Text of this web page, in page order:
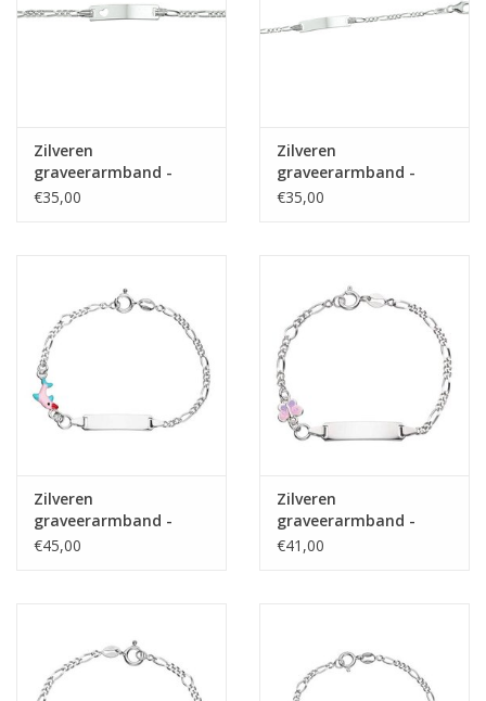
Zilveren
graveerarmband -
Gerhodineerd - Figaro
€35,00
Zilveren
graveerarmband -
Gerhodineerd - Figaro
€35,00
Zilveren
graveerarmband -
Gerhodineerd - Figaro
€45,00
Zilveren
graveerarmband -
Gerhodineerd - Figaro
€41,00